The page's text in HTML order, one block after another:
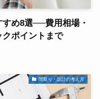
め8選──費用相場・
ポイントまで
間取り・設計の考え方